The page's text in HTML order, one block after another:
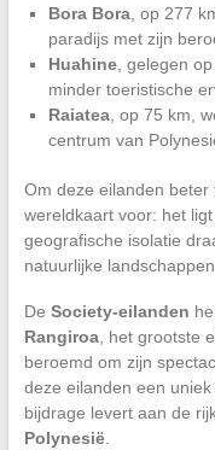
Bora Bora, op 277
paradijs met zijn
Huahine, gelegen
minder toeristische
Raiatea, op 75 km,
centrum van
Om deze eilanden beter
wereldkaart voor: het
geografische isolatie
natuurlijke
De Society-eilanden
Rangiroa, het grootste
beroemd om zijn
deze eilanden een
bijdrage levert aan de
Polynesië.